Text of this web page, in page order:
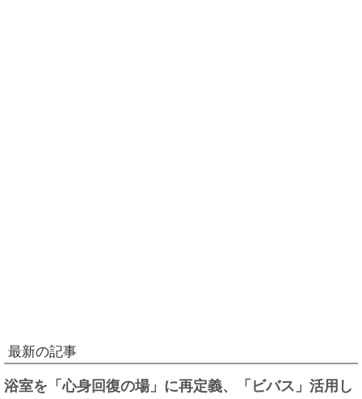
最新の記事
浴室を「心身回復の場」に再定義、「ビバス」活用し